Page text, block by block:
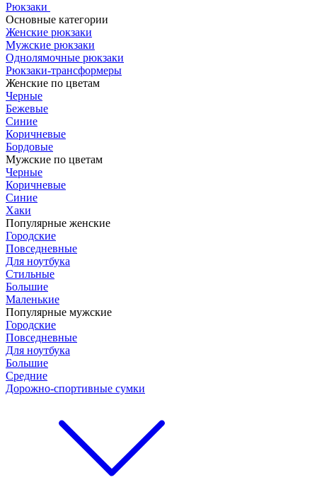
Рюкзаки
Основные категории
Женские рюкзаки
Мужские рюкзаки
Однолямочные рюкзаки
Рюкзаки-трансформеры
Женские по цветам
Черные
Бежевые
Синие
Коричневые
Бордовые
Мужские по цветам
Черные
Коричневые
Синие
Хаки
Популярные женские
Городские
Повседневные
Для ноутбука
Стильные
Большие
Маленькие
Популярные мужские
Городские
Повседневные
Для ноутбука
Большие
Средние
Дорожно-спортивные сумки